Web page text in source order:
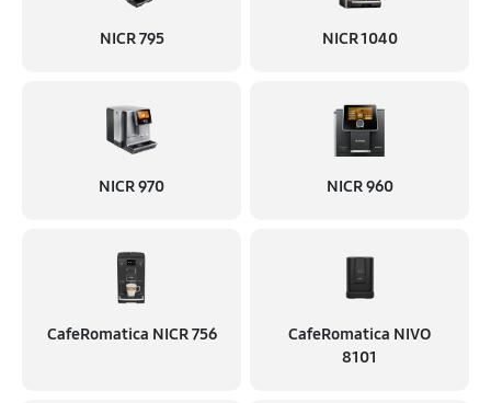
NICR 795 NICR 1040
NICR 970 NICR 960
CafeRomatica NICR 756
CafeRomatica NIVO
8101